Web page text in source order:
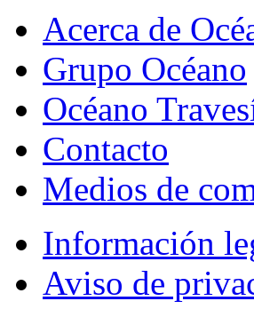
Acerca de
Grupo Océano
Océano
Contacto
Medios de
Información
Aviso de